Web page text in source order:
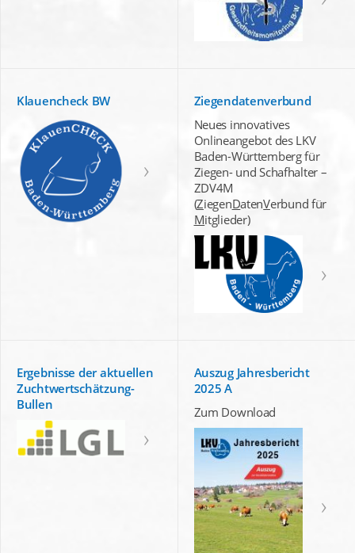
Klauencheck BW
Ziegendatenverbund
Neues innovatives
Onlineangebot des LKV
Baden-Württemberg für
Ziegen- und Schafhalter –
ZDV4M
(ZiegenDatenVerbund für
Mitglieder)
Ergebnisse der aktuellen
Zuchtwertschätzung-
Bullen
Auszug Jahresbericht
2025 A
Zum Download